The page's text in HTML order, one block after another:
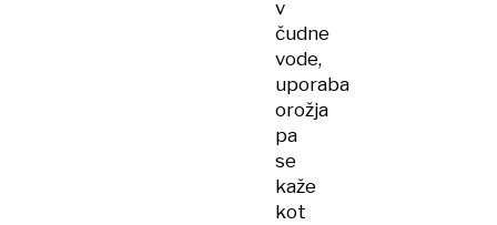
v
čudne
vode,
uporaba
orožja
pa
se
kaže
kot